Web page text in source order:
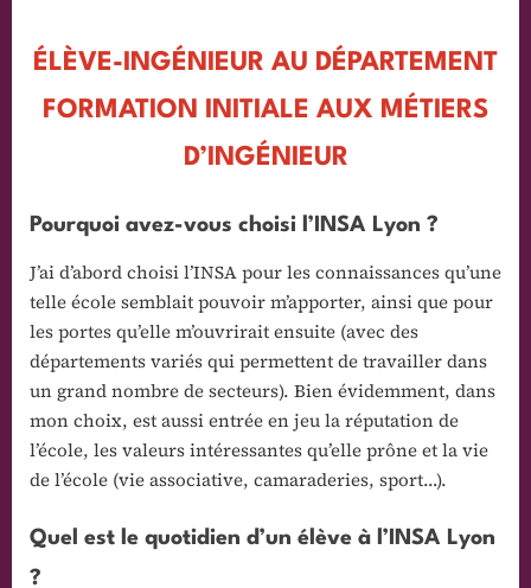
ÉLÈVE-INGÉNIEUR AU DÉPARTEMENT
FORMATION INITIALE AUX MÉTIERS
D’INGÉNIEUR
Pourquoi avez-vous choisi l’INSA Lyon ?
J’ai d’abord choisi l’INSA pour les connaissances qu’une
telle école semblait pouvoir m’apporter, ainsi que pour
les portes qu’elle m’ouvrirait ensuite (avec des
départements variés qui permettent de travailler dans
un grand nombre de secteurs). Bien évidemment, dans
mon choix, est aussi entrée en jeu la réputation de
l’école, les valeurs intéressantes qu’elle prône et la vie
de l’école (vie associative, camaraderies, sport…).
Quel est le quotidien d’un élève à l’INSA Lyon
?